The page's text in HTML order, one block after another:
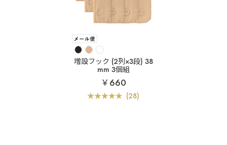
増設フック (2列×3段) 38
mm 3個組
￥660
(28)